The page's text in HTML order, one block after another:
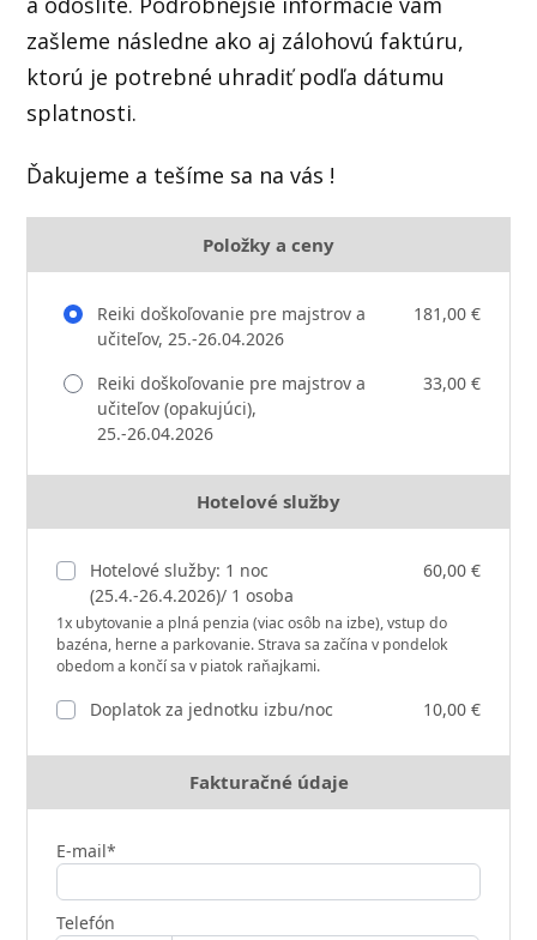
zašleme následne ako aj zálohovú faktúru,
ktorú je potrebné uhradiť podľa dátumu
splatnosti.
Ďakujeme a tešíme sa na vás !
Položky a ceny
Reiki doškoľovanie pre majstrov a
učiteľov, 25.-26.04.2026
181,00 €
Reiki doškoľovanie pre majstrov a
učiteľov (opakujúci),
25.-26.04.2026
33,00 €
Hotelové služby
Hotelové služby: 1 noc
(25.4.-26.4.2026)/ 1 osoba
60,00 €
1x ubytovanie a plná penzia (viac osôb na izbe), vstup do
bazéna, herne a parkovanie. Strava sa začína v pondelok
obedom a končí sa v piatok raňajkami.
Doplatok za jednotku izbu/noc 10,00 €
Fakturačné údaje
E-mail*
Telefón